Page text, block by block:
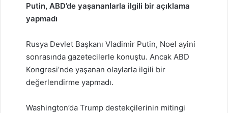
Putin, ABD’de yaşananlarla ilgili bir açıklama
yapmadı
Rusya Devlet Başkanı Vladimir Putin, Noel ayini
sonrasında gazetecilerle konuştu. Ancak ABD
Kongresi’nde yaşanan olaylarla ilgili bir
değerlendirme yapmadı.
Washington’da Trump destekçilerinin mitingi